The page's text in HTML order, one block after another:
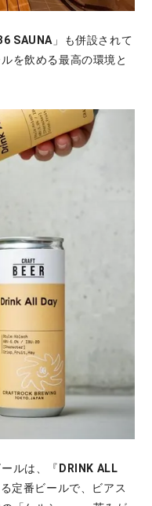
SAUNA 」も併設されて
を飲める最高の環境と
ルは、『 DRINK ALL
定番ビールで、ビアス